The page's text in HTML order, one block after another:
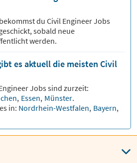
bekommst du Civil EngineerJobs
sobald neue
werden.
es aktuell die meisten Civil
Jobs sind zurzeit:
, Essen, Münster.
in: Nordrhein-Westfalen, Bayern,